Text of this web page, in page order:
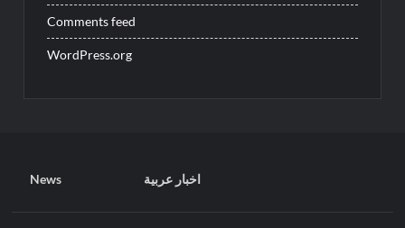
Comments feed
WordPress.org
News اخبار عربية